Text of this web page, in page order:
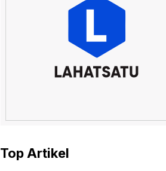
Top Artikel